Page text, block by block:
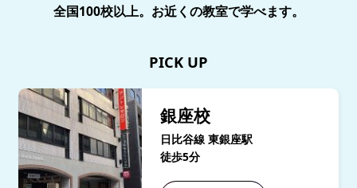
全国100校以上。お近くの教室で学べます。
PICK UP
銀座校
日比谷線 東銀座駅
徒歩5分